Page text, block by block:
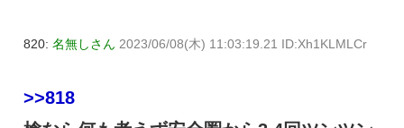
820: 名無しさん 2023/06/08(木) 11:03:19.21 ID:Xh1KLMLCr
>>818